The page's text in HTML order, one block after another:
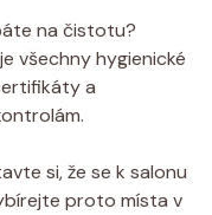
na‌ čistotu?
všechny⁢ hygienické‍
a
⁣si,​ že se​ k salonu
proto místa ⁢v